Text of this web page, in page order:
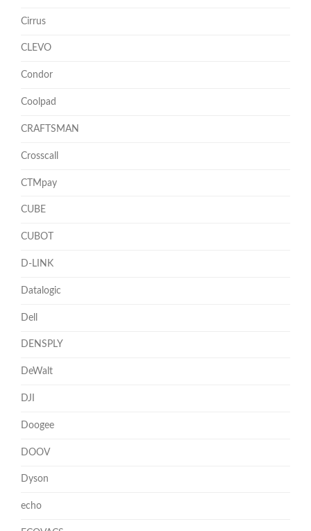
Cirrus
CLEVO
Condor
Coolpad
CRAFTSMAN
Crosscall
CTMpay
CUBE
CUBOT
D-LINK
Datalogic
Dell
DENSPLY
DeWalt
DJI
Doogee
DOOV
Dyson
echo